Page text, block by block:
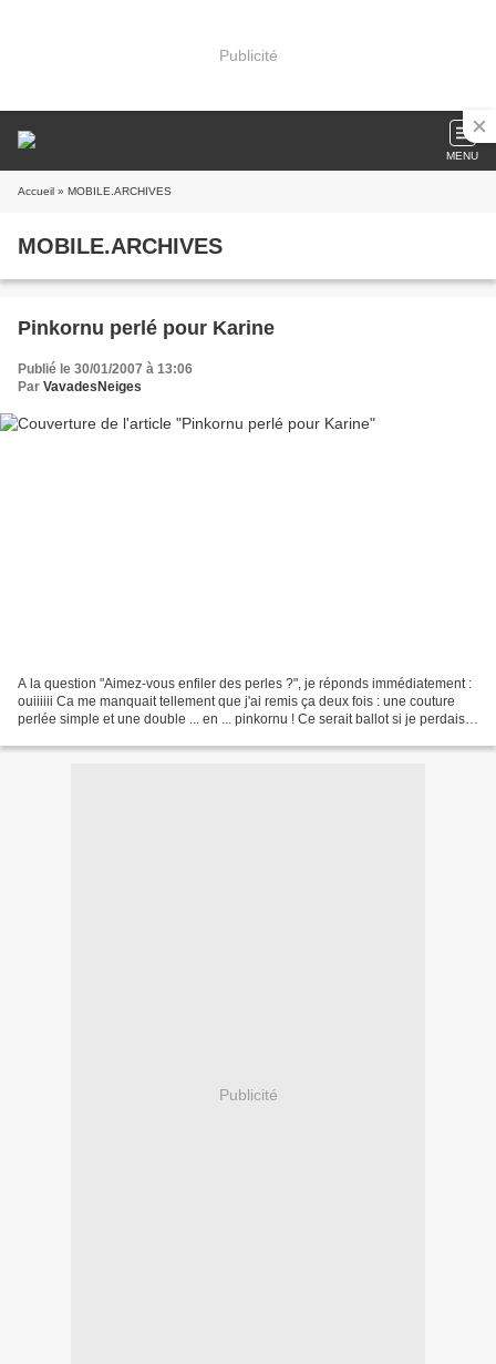
Publicité
MENU
Accueil » MOBILE.ARCHIVES
MOBILE.ARCHIVES
Pinkornu perlé pour Karine
Publié le 30/01/2007 à 13:06
Par VavadesNeiges
A la question "Aimez-vous enfiler des perles ?", je réponds immédiatement :
ouiiiiii Ca me manquait tellement que j'ai remis ça deux fois : une couture
perlée simple et une double ... en ... pinkornu ! Ce serait ballot si je perdais
Publicité